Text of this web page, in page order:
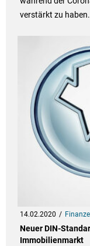
verstärkt zu haben.
14.02.2020
Neuer DIN-
Immobilienmarkt